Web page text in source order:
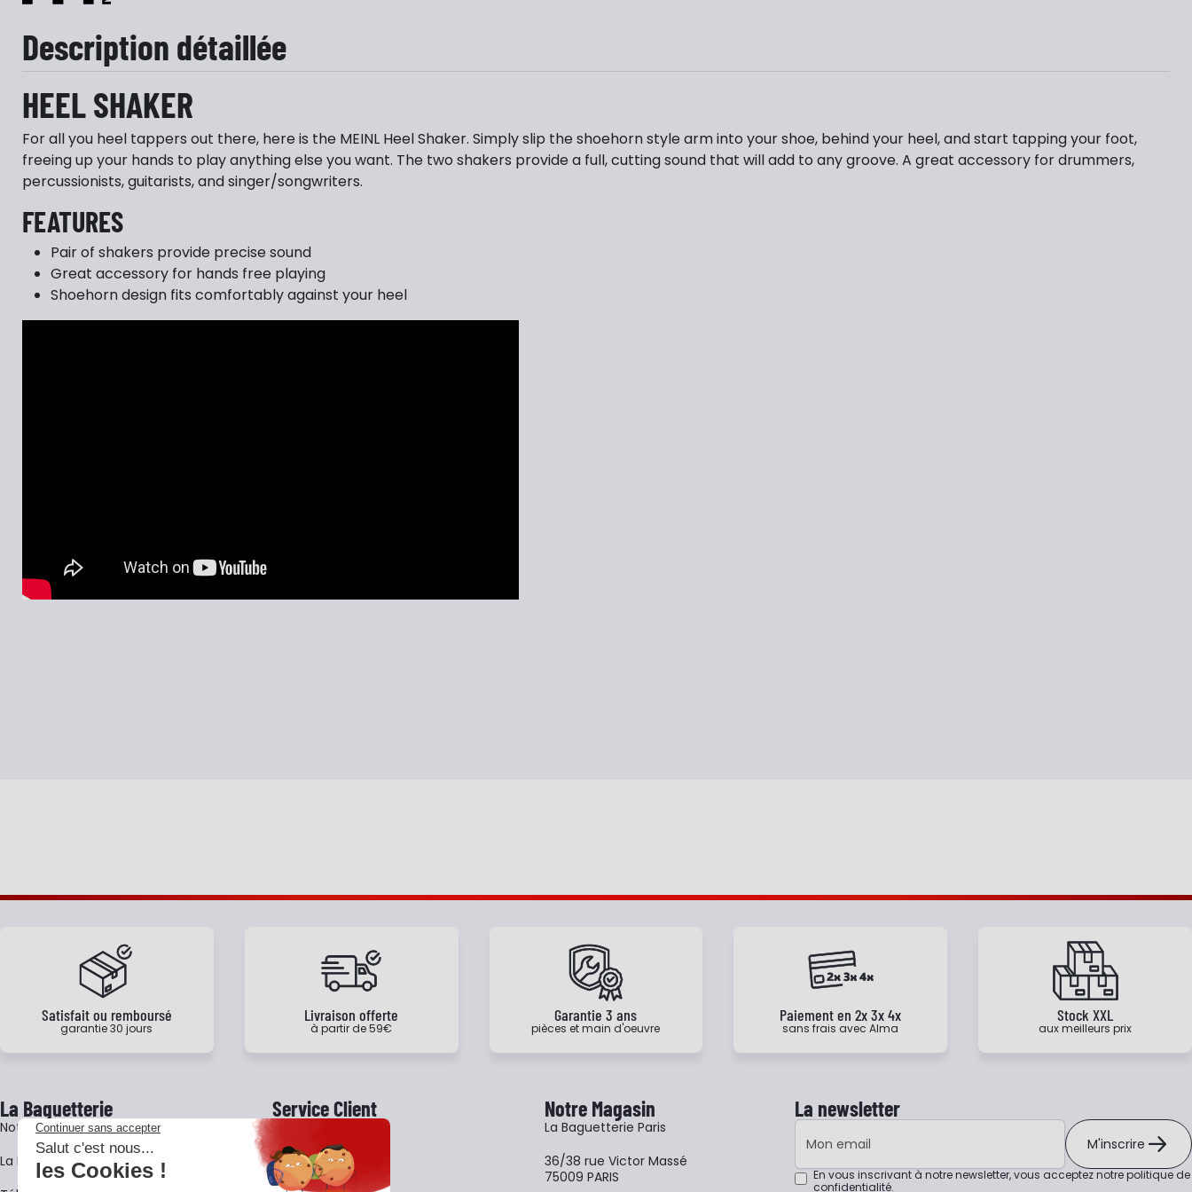
Description détaillée
HEEL SHAKER
For all you heel tappers out there, here is the MEINL Heel Shaker. Simply slip the shoehorn style arm into your shoe, behind your heel, and start tapping your foot,
freeing up your hands to play anything else you want. The two shakers provide a full, cutting sound that will add to any groove. A great accessory for drummers,
percussionists, guitarists, and singer/songwriters.
FEATURES
Pair of shakers provide precise sound
Great accessory for hands free playing
Shoehorn design fits comfortably against your heel
Satisfait ou remboursé
garantie 30 jours
Livraison offerte
à partir de 59€
Garantie 3 ans
pièces et main d'oeuvre
Paiement en 2x 3x 4x
sans frais avec Alma
Stock XXL
aux meilleurs prix
La Baguetterie
Notre histoire
La BagShow
Service Client
Garantie 3 ans
Notre Magasin
La Baguetterie Paris
36/38 rue Victor Massé
75009 PARIS
La newsletter
Adresse e-mail
M'inscrire
En vous inscrivant à notre newsletter, vous acceptez notrepolitique de
confidentialité.